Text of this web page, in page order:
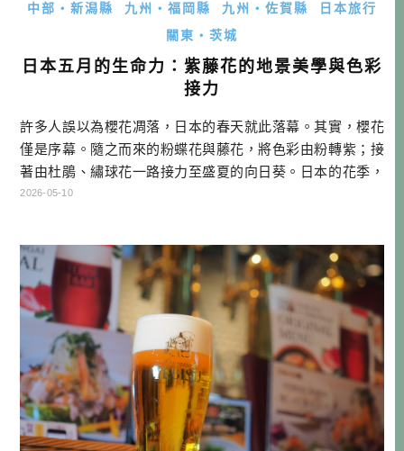
中部・新潟縣 九州・福岡縣 九州・佐賀縣
日本旅行
關東・茨城
日本五月的生命力：紫藤花的地景美學與色彩
接力
許多人誤以為櫻花凋落，日本的春天就此落幕。其實，櫻花
僅是序幕。隨之而來的粉蝶花與藤花，將色彩由粉轉紫；接
著由杜鵑、繡球花一路接力至盛夏的向日葵。日本的花季，
此時才正要進入高潮。而五月的藤花，正是這場視覺饗宴
站在藤棚下，看著頭頂上那片綿延數百甚至上千平方公尺的
壯闊紫色，再順著盤根錯節的藤蔓找回 […]…
2026-05-10